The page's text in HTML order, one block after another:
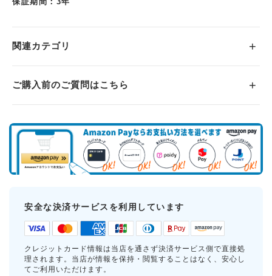
関連カテゴリ
ご購入前のご質問はこちら
安全な決済サービスを利用しています
クレジットカード情報は当店を通さず決済サービス側で直接処
理されます。当店が情報を保持・閲覧することはなく、安心し
てご利用いただけます。